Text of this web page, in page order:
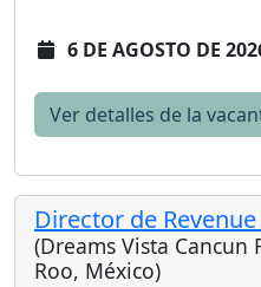
6 DE AGOSTO DE
Ver detalles de la
Director de
(Dreams Vista Cancun
Roo, México)